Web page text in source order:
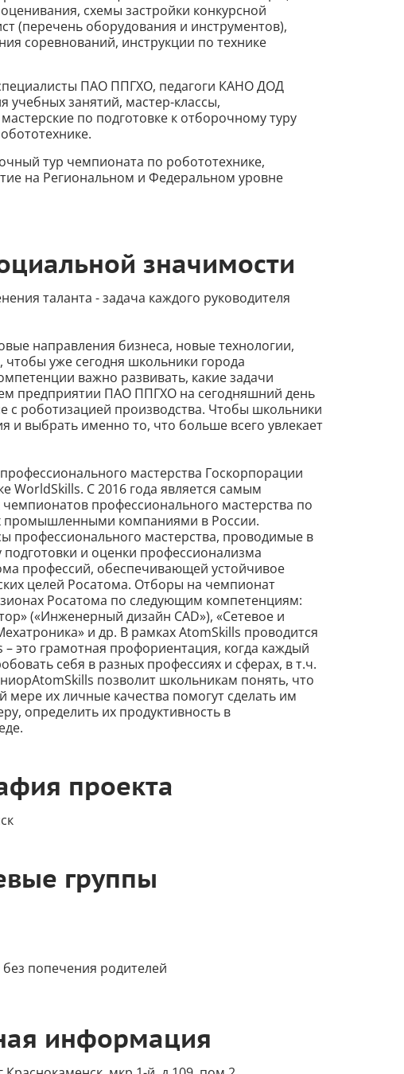
схемы застройки конкурсной
(перечень оборудования и инструментов),
соревнований, инструкции по технике
ПАО ППГХО, педагоги КАНО ДОД
занятий, мастер-классы,
по подготовке к отборочному туру
тур чемпионата по робототехнике,
на Региональном и Федеральном уровне
значимости
таланта - задача каждого руководителя
направления бизнеса, новые технологии,
уже сегодня школьники города
важно развивать, какие задачи
предприятии ПАО ППГХО на сегодняшний день
с роботизацией производства. Чтобы школьники
и выбрать именно то, что больше всего увлекает
мастерства Госкорпорации
WorldSkills. С 2016 года является самым
профессионального мастерства по
промышленными компаниями в России.
профессионального мастерства, проводимые в
и оценки профессионализма
профессий, обеспечивающей устойчивое
целей Росатома. Отборы на чемпионат
Росатома по следующим компетенциям:
(«Инженерный дизайн CAD»), «Сетевое и
и др. В рамках AtomSkills проводится
это грамотная профориентация, когда каждый
себя в разных профессиях и сферах, в т.ч.
позволит школьникам понять, что
мере их личные качества помогут сделать им
определить их продуктивность в
проекта
группы
попечения родителей
информация